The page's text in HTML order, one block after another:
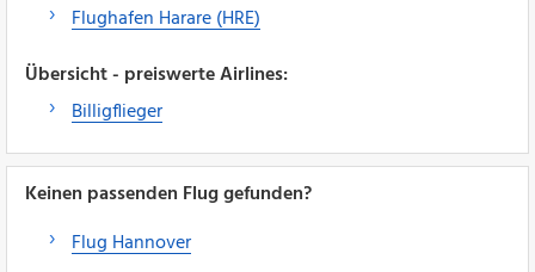
Flughafen Harare (HRE)
Übersicht - preiswerte Airlines:
Billigflieger
Keinen passenden Flug gefunden?
Flug Hannover